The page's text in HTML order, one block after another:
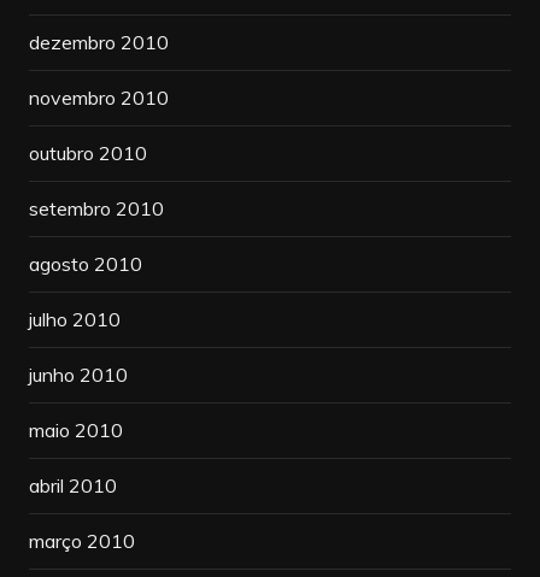
dezembro 2010
novembro 2010
outubro 2010
setembro 2010
agosto 2010
julho 2010
junho 2010
maio 2010
abril 2010
março 2010